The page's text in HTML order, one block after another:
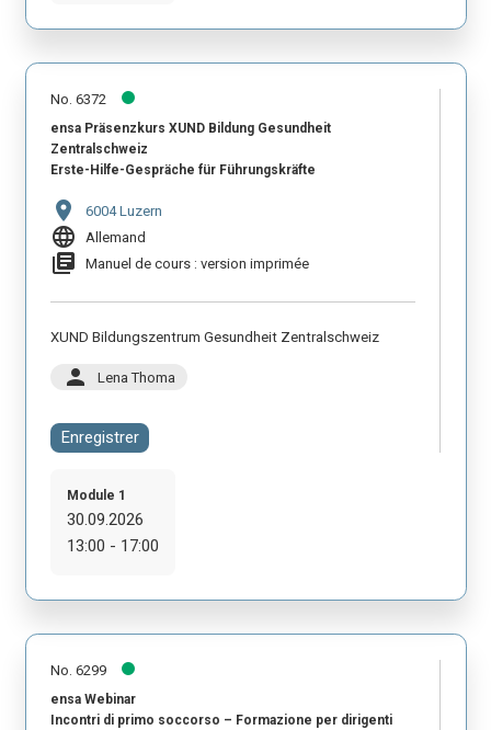
No. 6372
ensa Präsenzkurs XUND Bildung Gesundheit
Zentralschweiz
Erste-Hilfe-Gespräche für Führungskräfte
location_on 6004 Luzern
language Allemand
library_books Manuel de cours : version imprimée
XUND Bildungszentrum Gesundheit Zentralschweiz
person Lena Thoma
Enregistrer
Module 1
30.09.2026
13:00 - 17:00
No. 6299
ensa Webinar
Incontri di primo soccorso – Formazione per dirigenti